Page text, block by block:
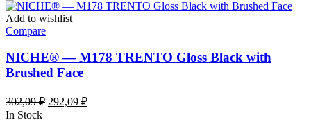
Add to wishlist
Compare
NICHE® — M178 TRENTO Gloss Black with
Brushed Face
302,09₽ Первоначальная
292,09 ₽Текущая
In Stock